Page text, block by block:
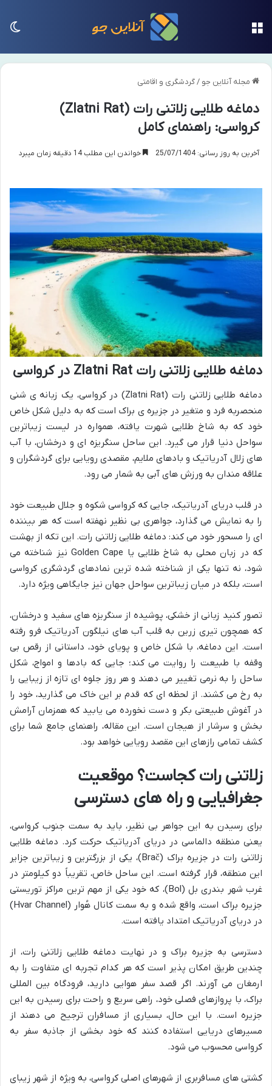
مجله آنلاین جو /گردشگری و اقامتی
دماغه طلایی زلاتنی رات (Zlatni Rat)
کرواسی: راهنمای کامل
آخرین به روز رسانی: 25/07/1404 خواندن این مطلب 14 دقیقه زمان میبرد
دماغه طلایی زلاتنی رات Zlatni Rat در کرواسی
دماغه طلایی زلاتنی رات (Zlatni Rat) در کرواسی، یک زبانه ی شنی
منحصربه فرد و متغیر در جزیره ی براک است که به دلیل شکل خاص
خود که به شاخ طلایی شهرت یافته، همواره در لیست زیباترین
سواحل دنیا قرار می گیرد. این ساحل سنگریزه ای و درخشان، با آب
های زلال آدریاتیک و بادهای ملایم، مقصدی رویایی برای گردشگران و
علاقه مندان به ورزش های آبی به شمار می رود.
در قلب دریای آدریاتیک، جایی که کرواسی شکوه و جلال طبیعت خود
را به نمایش می گذارد، جواهری بی نظیر نهفته است که هر بیننده
ای را مسحور خود می کند: دماغه طلایی زلاتنی رات. این تکه از بهشت
که در زبان محلی به شاخ طلایی یا Golden Cape نیز شناخته می
شود، نه تنها یکی از شناخته شده ترین نمادهای گردشگری کرواسی
است، بلکه در میان زیباترین سواحل جهان نیز جایگاهی ویژه دارد.
تصور کنید زبانی از خشکی، پوشیده از سنگریزه های سفید و درخشان،
که همچون تیری زرین به قلب آب های نیلگون آدریاتیک فرو رفته
است. این دماغه، با شکل خاص و پویای خود، داستانی از رقص بی
وقفه با طبیعت را روایت می کند؛ جایی که بادها و امواج، شکل
ساحل را به نرمی تغییر می دهند و هر روز جلوه ای تازه از زیبایی را
به رخ می کشند. از لحظه ای که قدم بر این خاک می گذارید، خود را
در آغوش طبیعتی بکر و دست نخورده می یابید که همزمان آرامش
بخش و سرشار از هیجان است. این مقاله، راهنمای جامع شما برای
کشف تمامی رازهای این مقصد رویایی خواهد بود.
زلاتنی رات کجاست؟ موقعیت
جغرافیایی و راه های دسترسی
برای رسیدن به این جواهر بی نظیر، باید به سمت جنوب کرواسی،
یعنی منطقه دالماسی در دریای آدریاتیک حرکت کرد. دماغه طلایی
زلاتنی رات در جزیره براک (Brač)، یکی از بزرگترین و زیباترین جزایر
این منطقه، قرار گرفته است. این ساحل خاص، تقریباً دو کیلومتر در
غرب شهر بندری بل (Bol)، که خود یکی از مهم ترین مراکز توریستی
جزیره براک است، واقع شده و به سمت کانال هُوار (Hvar Channel)
در دریای آدریاتیک امتداد یافته است.
دسترسی به جزیره براک و در نهایت دماغه طلایی زلاتنی رات، از
چندین طریق امکان پذیر است که هر کدام تجربه ای متفاوت را به
ارمغان می آورند. اگر قصد سفر هوایی دارید، فرودگاه بین المللی
براک، با پروازهای فصلی خود، راهی سریع و راحت برای رسیدن به این
جزیره است. با این حال، بسیاری از مسافران ترجیح می دهند از
مسیرهای دریایی استفاده کنند که خود بخشی از جاذبه سفر به
کرواسی محسوب می شود.
کشتی های مسافربری از شهرهای اصلی کرواسی، به ویژه از شهر زیبای